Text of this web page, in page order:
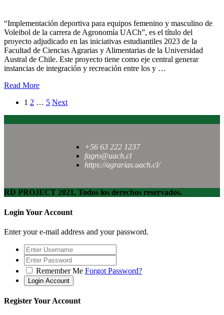
“Implementación deportiva para equipos femenino y masculino de
Voleibol de la carrera de Agronomía UACh”, es el título del
proyecto adjudicado en las iniciativas estudiantiles 2023 de la
Facultad de Ciencias Agrarias y Alimentarias de la Universidad
Austral de Chile. Este proyecto tiene como eje central generar
instancias de integración y recreación entre los y …
Read More
1 2 … 5 Next
+56 63 222 1237
fagro@uach.cl
https://agrarias.uach.cl/
RD PROJECT 2021, Todos los derechos reservados.
Login Your Account
Enter your e-mail address and your password.
Remember Me Forgot Password?
Register Your Account